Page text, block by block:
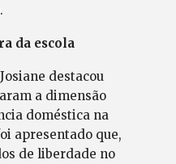
da escola
destacou
a dimensão
doméstica na
apresentado que,
de liberdade no